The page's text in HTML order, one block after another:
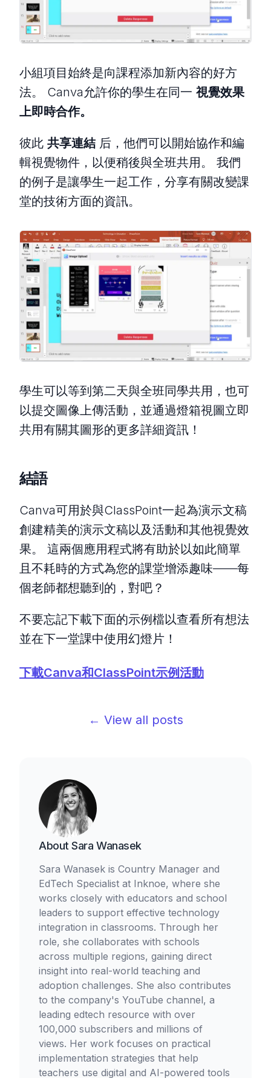
小組項目始終是向課程添加新內容的好方
法。 Canva允許你的學生在同一 視覺效果
上即時合作。
彼此 共享連結 后，他們可以開始協作和編
輯視覺物件，以便稍後與全班共用。 我們
的例子是讓學生一起工作，分享有關改變課
堂的技術方面的資訊。
學生可以等到第二天與全班同學共用，也可
以提交圖像上傳活動，並通過燈箱視圖立即
共用有關其圖形的更多詳細資訊！
結語
Canva可用於與ClassPoint一起為演示文稿
創建精美的演示文稿以及活動和其他視覺效
果。 這兩個應用程式將有助於以如此簡單
且不耗時的方式為您的課堂增添趣味——每
個老師都想聽到的，對吧？
不要忘記下載下面的示例檔以查看所有想法
並在下一堂課中使用幻燈片！
下載Canva和ClassPoint示例活動
← View all posts
About Sara Wanasek
Sara Wanasek is Country Manager and
EdTech Specialist at Inknoe, where she
works closely with educators and school
leaders to support effective technology
integration in classrooms. Through her
role, she collaborates with schools
across multiple regions, gaining direct
insight into real-world teaching and
adoption challenges. She also contributes
to the company's YouTube channel, a
leading edtech resource with over
100,000 subscribers and millions of
views. Her work focuses on practical
implementation strategies that help
teachers use digital and AI-powered tools